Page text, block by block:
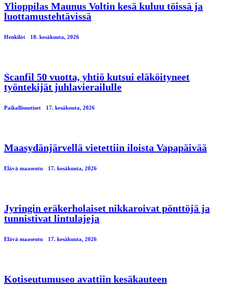
Ylioppilas Maunus Voltin kesä kuluu töissä ja
luottamustehtävissä
Henkilöt 18. kesäkuuta, 2026
Scanfil 50 vuotta, yhtiö kutsui eläköityneet
työntekijät juhlavierailulle
Paikallisuutiset 17. kesäkuuta, 2026
Maasydänjärvellä vietettiin iloista Vapapäivää
Elävä maaseutu 17. kesäkuuta, 2026
Jyringin eräkerholaiset nikkaroivat pönttöjä ja
tunnistivat lintulajeja
Elävä maaseutu 17. kesäkuuta, 2026
Kotiseutumuseo avattiin kesäkauteen